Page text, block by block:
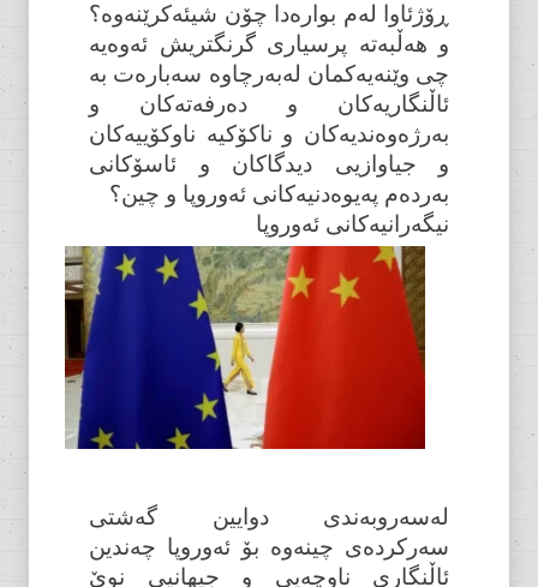
ڕۆژئاوا لەم بوارەدا چۆن شیئەکرێنەوە؟
و هەڵبەتە پرسیاری گرنگتریش ئەوەیە
چی وێنەیەکمان لەبەرچاوە سەبارەت بە
ئاڵنگاریەکان و دەرفەتەکان و
بەرژەوەندیەکان و ناکۆکیە ناوکۆییەکان
و جیاوازیی دیدگاکان و ئاسۆکانی
بەردەم پەیوەدنیەکانی ئەوروپا و چین؟
نیگەرانیەکانی ئەوروپا
لەسەروبەندی دوایین گەشتی
سەرکردەی چینەوە بۆ ئەوروپا چەندین
ئاڵنگاری ناوچەیی و جیهانیی نوێ